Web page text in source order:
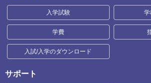
入学試験 学
学費
入試/入学のダウンロード
サポート